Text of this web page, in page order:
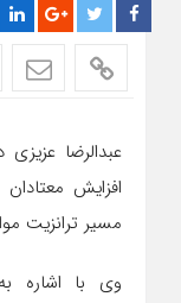
عبدالرضا
افزایش
مسیر ترانزیت
وی با اشاره